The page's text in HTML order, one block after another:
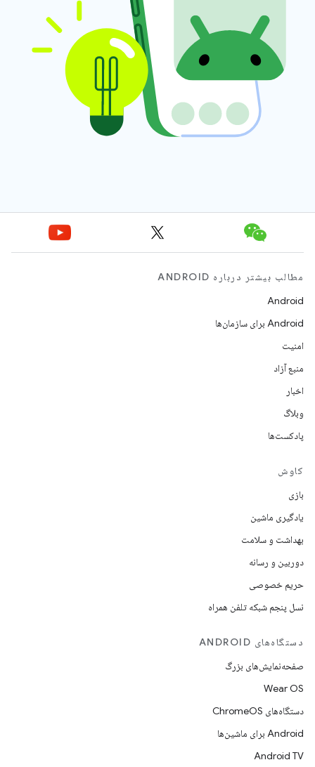
مطالب بیشتر درباره ANDROID
Android
Android برای سازمان‌ها
امنیت
منبع آزاد
اخبار
وبلاگ
پادکست‌ها
کاوش
بازی
یادگیری ماشین
بهداشت و سلامت
دوربین و رسانه
حریم خصوصی
نسل پنجم شبکه تلفن همراه
دستگاه‌های ANDROID
صفحه‌نمایش‌های بزرگ
Wear OS
دستگاه‌های ChromeOS
Android برای ماشین‌ها
Android TV